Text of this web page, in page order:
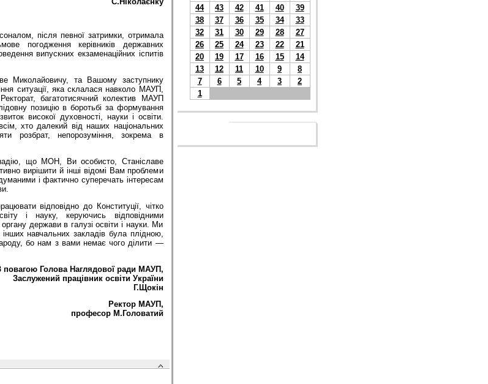
після певної затримки, отримала
погодження керівників державних
випускних екзаменаційних іспитів
Миколайовичу, та Вашому заступнику
ситуації, яка склалася навколо МАУП,
багатотисячний колектив МАУП
позицію в боротьбі за формування
високої духовності, науки і освіти.
хто далекий від наших національних
розбрат, непорозуміння, зокрема в
що МОН, Ви особисто, Станіславе
вирішити й інші відомі Вам проблеми
і фактично суперечать інтересам
відповідно до Конституції, чітко
і науку, керуючись відповідними
держави в галузі освіти і науки. Ми
навчальних закладів була плідною,
бо нам з вами немає чого ділити —
повагою Голова Наглядової ради МАУП,
Заслужений працівник освіти України
Г.Щокін
Ректор МАУП,
професор М.Головатий
44
43 42 41 40
39
38
37 36 35 34
33
32
31 30 29 28
27
26
25 24 23 22
21
20
19 17 16 15
14
13
12 11 10 9
8
7
6 5 4 3
2
1